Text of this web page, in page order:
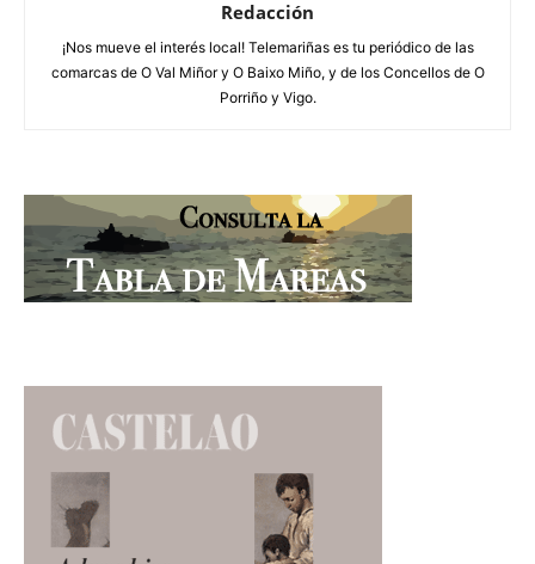
Redacción
¡Nos mueve el interés local! Telemariñas es tu periódico de las
comarcas de O Val Miñor y O Baixo Miño, y de los Concellos de O
Porriño y Vigo.